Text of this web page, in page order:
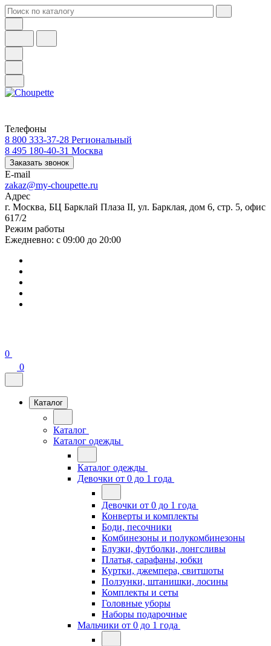
Телефоны
8 800 333-37-28 Региональный
8 495 180-40-31 Москва
Заказать звонок
E-mail
zakaz@my-choupette.ru
Адрес
г. Москва, БЦ Барклай Плаза II, ул. Барклая, дом 6, стр. 5, офис
617/2
Режим работы
Ежедневно: с 09:00 до 20:00
0
0
Каталог
Каталог
Каталог одежды
Каталог одежды
Девочки от 0 до 1 года
Девочки от 0 до 1 года
Конверты и комплекты
Боди, песочники
Комбинезоны и полукомбинезоны
Блузки, футболки, лонгсливы
Платья, сарафаны, юбки
Куртки, джемпера, свитшоты
Ползунки, штанишки, лосины
Комплекты и сеты
Головные уборы
Наборы подарочные
Мальчики от 0 до 1 года